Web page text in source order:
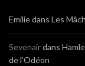
Emiliedans Les
Sevenairdans
de l’Odéon